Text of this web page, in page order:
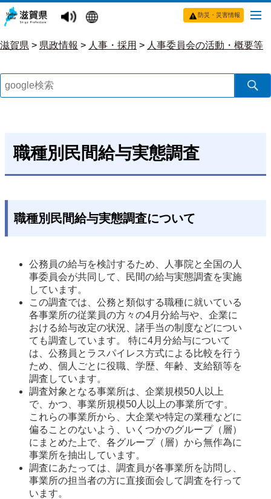
防災・災害情報
滋賀県 > 県政情報 > 人事・採用 > 人事委員会の活動・概要等
職種別民間給与実態調査
職種別民間給与実態調査について
公務員の給与を検討するため、人事院と全国の人
事委員会が共同して、民間の給与実態調査を実施
しています。
この調査では、公務と類似する職種に就いている
各事業所の従業員の方々の4月分給与や、企業に
おける給与改定の状況、諸手当の制度などについ
ても調査しています。 特に4月分給与について
は、公務員とラスパイレス方式による比較を行う
ため、個人ごとに役職、学歴、年齢、支給額等を
調査しています。
調査対象となる事業所は、企業規模50人以上
で、かつ、事業所規模50人以上の事業所です。
これらの事業所から、大企業や特定の業種などに
偏ることのないよう、いくつかのグループ（層）
にまとめた上で、各グループ（層）から無作為に
事業所を抽出しています。
調査にあたっては、調査員が各事業所を訪問し、
事業所の担当者の方に直接面会して調査を行って
います。